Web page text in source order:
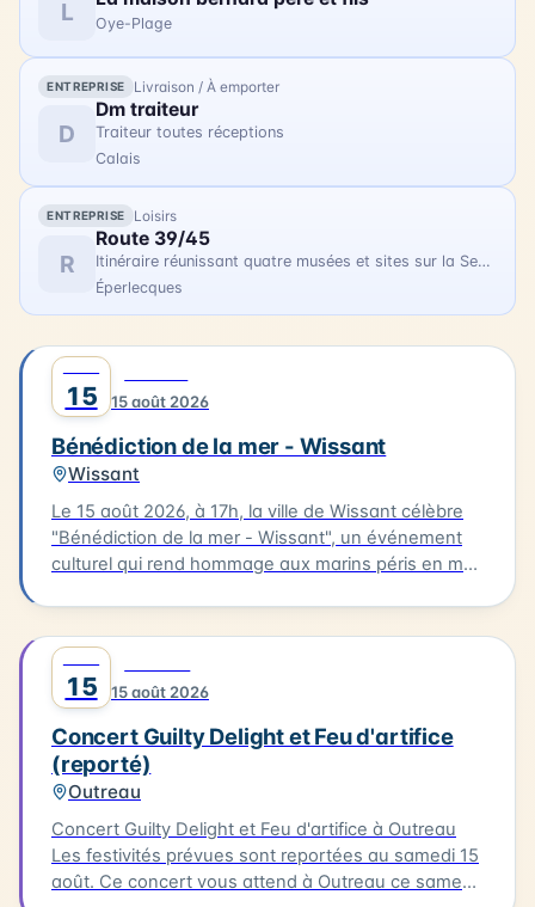
L Oye-Plage
ENTREPRISE Livraison / À emporter
D
Dm traiteur
Traiteur toutes réceptions
Calais
ENTREPRISE Loisirs
R
Route 39/45
Itinéraire réunissant quatre musées et sites sur la Seconde Guerre Mondiale
Éperlecques
15 15 août 2026
Bénédiction de la mer - Wissant
Wissant
Le 15 août 2026, à 17h, la ville de Wissant célèbre
"Bénédiction de la mer - Wissant", un événement
culturel qui rend hommage aux marins péris en mer.
déroulera la bénédiction. Cette cérémonie sera
accompagnée de chants et aura lieu en présence
de flobarts, bateaux de pêche traditionnels. Ce
lieu dans un cadre emblématique de la Côte
d'Opale.
15 15 août 2026
Concert Guilty Delight et Feu d'artifice
(reporté)
Outreau
Concert Guilty Delight et Feu d'artifice à Outreau
Les festivités prévues sont reportées au samedi 15
août. Ce concert vous attend à Outreau ce samedi